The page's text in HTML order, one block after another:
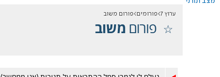
ערוץ 7 פורומים פורום משוב
פורום משוב